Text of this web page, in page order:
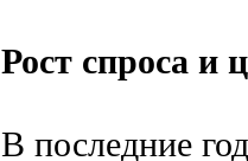
Рост спроса и
В последние